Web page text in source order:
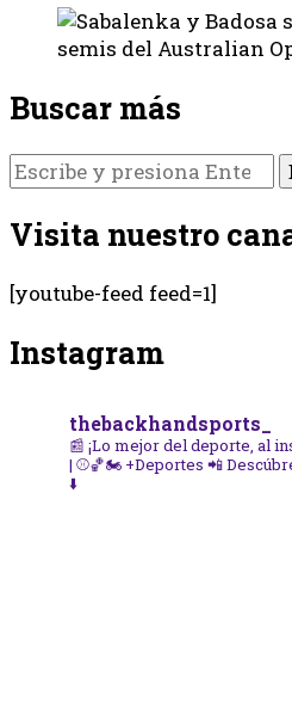
Buscar más
¿Buscas
algo?
Visita nuestro
[youtube-feed feed=1]
Instagram
thebackhandsports_
📰 ¡Lo mejor del deporte, al
| ⚾🏀🏍️ +Deportes 📲
⬇️